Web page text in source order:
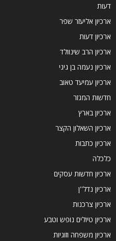
דעות
ארכיון אליעזר שפר
ארכיון דעות
ארכיון הרב שינוולד
ארכיון נעמה בן גיגי
ארכיון עמיעד טאוב
חדשות המגזר
ארכיון בארץ
ארכיון השאלון הקצר
ארכיון כתבות
כלכלה
ארכיון חדשות עסקים
ארכיון נדל''ן
ארכיון צרכנות
ארכיון טיולים נופש וטבע
ארכיון משפחה וזוגיות